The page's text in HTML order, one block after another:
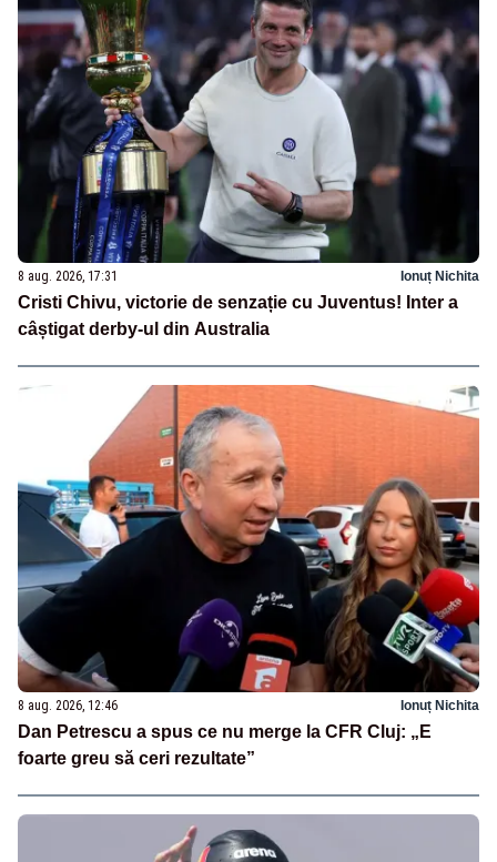
8 aug. 2026, 17:31 Ionuț Nichita
Cristi Chivu, victorie de senzație cu Juventus! Inter a
câștigat derby-ul din Australia
8 aug. 2026, 12:46 Ionuț Nichita
Dan Petrescu a spus ce nu merge la CFR Cluj: „E
foarte greu să ceri rezultate”